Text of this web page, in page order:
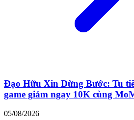
Đạo Hữu Xin Dừng Bước: Tu
game giảm ngay 10K cùng
05/08/2026